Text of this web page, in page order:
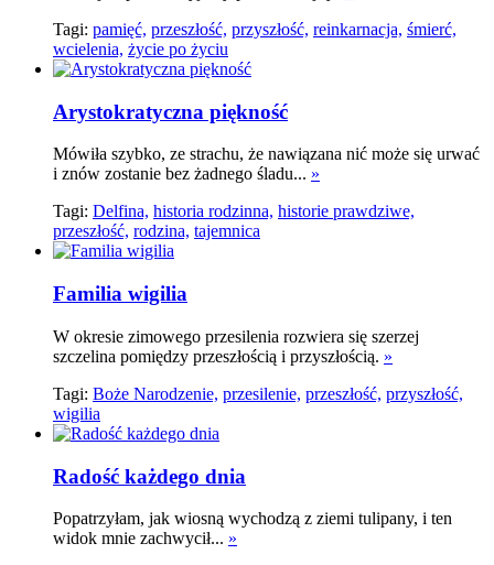
Tagi: pamięć, przeszłość, przyszłość, reinkarnacja, śmierć,
wcielenia, życie po życiu
Arystokratyczna piękność
Mówiła szybko, ze strachu, że nawiązana nić może się urwać
i znów zostanie bez żadnego śladu... »
Tagi: Delfina, historia rodzinna, historie prawdziwe,
przeszłość, rodzina, tajemnica
Familia wigilia
W okresie zimowego przesilenia rozwiera się szerzej
szczelina pomiędzy przeszłością i przyszłością. »
Tagi: Boże Narodzenie, przesilenie, przeszłość, przyszłość,
wigilia
Radość każdego dnia
Popatrzyłam, jak wiosną wychodzą z ziemi tulipany, i ten
widok mnie zachwycił... »